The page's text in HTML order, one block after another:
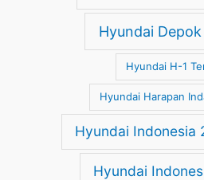
Hyundai
Hyundai H-1
Hyundai Harapan
Hyundai Indonesia
Hyundai